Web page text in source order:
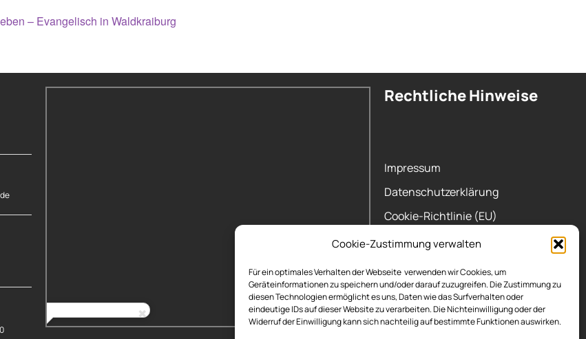
Cookie-Zustimmung verwalten
Für ein optimales Verhalten der Webseite verwenden wir Cookies, um
Geräteinformationen zu speichern und/oder darauf zuzugreifen. Die Zustimmung zu
diesen Technologien ermöglicht es uns, Daten wie das Surfverhalten oder
eindeutige IDs auf dieser Website zu verarbeiten. Die Nichteinwilligung oder der
Widerruf der Einwilligung kann sich nachteilig auf bestimmte Funktionen auswirken.
– Evangelisch in Waldkraiburg
Rechtliche Hinweise
Impressum
Datenschutzerklärung
Cookie-Richtlinie (EU)